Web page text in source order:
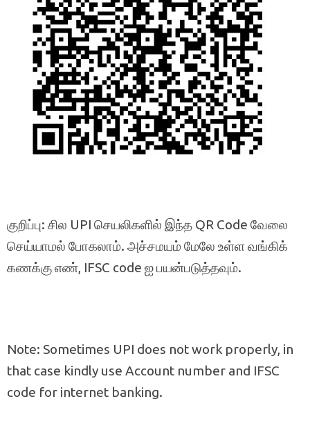
குறிப்பு: சில UPI செயலிகளில் இந்த QR Code வேலை
செய்யாமல் போகலாம். அச்சமயம் மேலே உள்ள வங்கிக்
கணக்கு எண், IFSC code ஐ பயன்படுத்தவும்.
Note: Sometimes UPI does not work properly, in
that case kindly use Account number and IFSC
code for internet banking.